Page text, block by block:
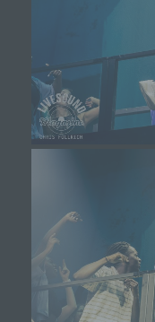
gespeichert.
verwendeten
vom zugreifenden
Betriebssystem,
zugreifendes
(sogenannte
über ein
angesteuert
eines Zugriffs auf
Protokoll-Adresse
Bei der Nutzung
Informationen
die betroffene
vielmehr
Internetseite